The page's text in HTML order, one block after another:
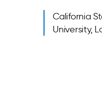
California
University,